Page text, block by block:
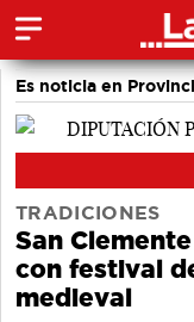
Es noticia en
accidentes laborales
TRADICIONES
San
con festival
medieval